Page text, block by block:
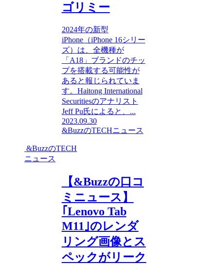
ゴリミー
2024年の新型
iPhone（iPhone 16シリー
ズ）は、全機種が
「A18」ブランドのチッ
プを搭載する可能性が
あると報じられていま
す。Haitong International
Securitiesのアナリスト
Jeff Pu氏によると、...
2023.09.30
&BuzzのTECHニュース
&BuzzのTECH
ニュース
【&Buzzの口コ
ミニュース】
｢Lenovo Tab
M11｣のレンダ
リング画像とス
ペックがリーク